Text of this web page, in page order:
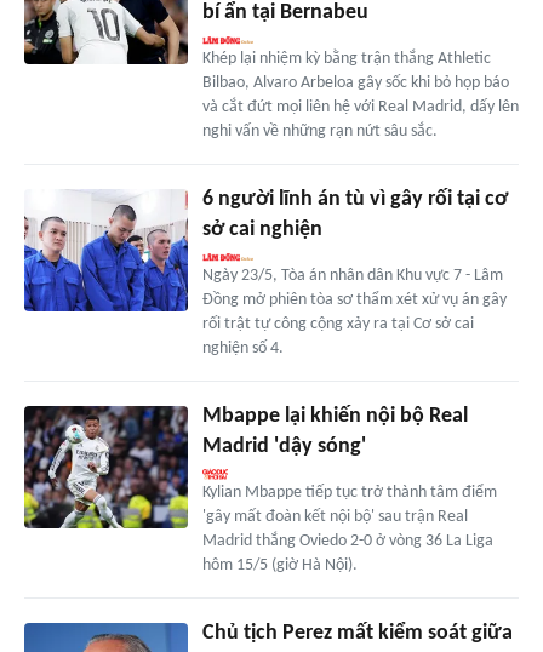
bí ẩn tại Bernabeu
Khép lại nhiệm kỳ bằng trận thắng Athletic
Bilbao, Alvaro Arbeloa gây sốc khi bỏ họp báo
và cắt đứt mọi liên hệ với Real Madrid, dấy lên
nghi vấn về những rạn nứt sâu sắc.
6 người lĩnh án tù vì gây rối tại cơ
sở cai nghiện
Ngày 23/5, Tòa án nhân dân Khu vực 7 - Lâm
Đồng mở phiên tòa sơ thẩm xét xử vụ án gây
rối trật tự công cộng xảy ra tại Cơ sở cai
nghiện số 4.
Mbappe lại khiến nội bộ Real
Madrid 'dậy sóng'
Kylian Mbappe tiếp tục trở thành tâm điểm
'gây mất đoàn kết nội bộ' sau trận Real
Madrid thắng Oviedo 2-0 ở vòng 36 La Liga
hôm 15/5 (giờ Hà Nội).
Chủ tịch Perez mất kiểm soát giữa